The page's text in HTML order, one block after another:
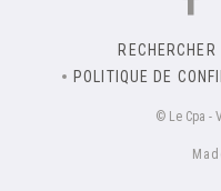
RECHERCHER
POLITIQUE DE
© Le Cpa -